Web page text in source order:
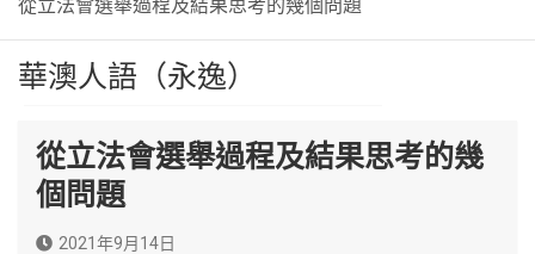
從立法會選舉過程及結果思考的幾個問題
華澳人語（永逸）
從立法會選舉過程及結果思考的幾
個問題
2021年9月14日